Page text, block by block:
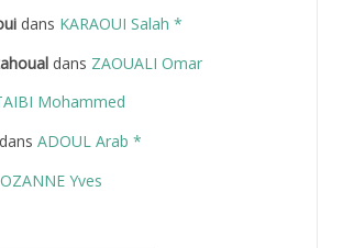
*
dans KARAOUI Salah *
dans ZAOUALI Omar
Mohammed
ADOUL Arab *
OZANNE Yves